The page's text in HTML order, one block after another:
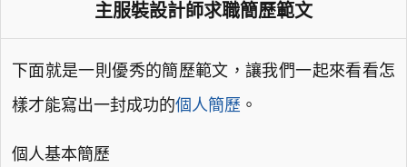
主服裝設計師求職簡歷範文
下面就是一則優秀的簡歷範文，讓我們一起來看看怎
樣才能寫出一封成功的個人簡歷 。
個人基本簡歷